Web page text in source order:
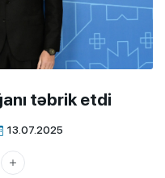
təbrik etdi
13.07.2025